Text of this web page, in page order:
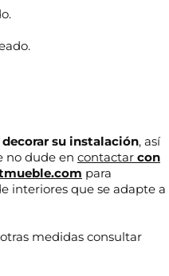
su instalación, así
no dude en contactar con
para
interiores que se adapte a
medidas consultar